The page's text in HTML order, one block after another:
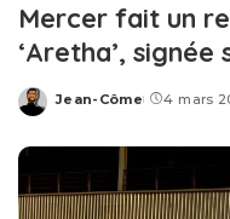
Mercer fait un
‘Aretha’, signée
Posted
Jean-Côme 4 mars